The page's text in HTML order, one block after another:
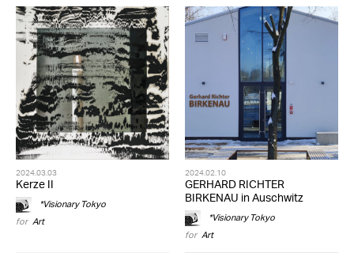
2024.03.03
Kerze II
*Visionary Tokyo
for Art
2024.02.10
GERHARD RICHTER
BIRKENAU in Auschwitz
*Visionary Tokyo
for Art